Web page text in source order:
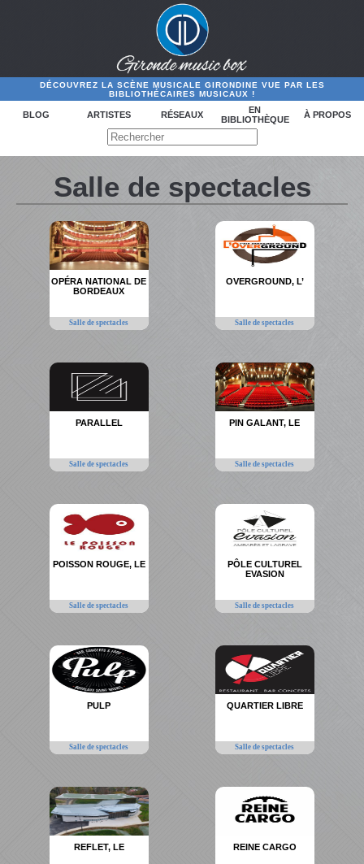
DÉCOUVREZ LA SCÈNE MUSICALE GIRONDINE VUE PAR LES
BIBLIOTHÉCAIRES MUSICAUX !
BLOG ARTISTES RÉSEAUX
EN
BIBLIOTHÈQUE
À PROPOS
Salle de spectacles
OPÉRA NATIONAL DE
BORDEAUX
Salle de spectacles
OVERGROUND, L’
Salle de spectacles
PARALLEL
Salle de spectacles
PIN GALANT, LE
Salle de spectacles
POISSON ROUGE, LE
Salle de spectacles
PÔLE CULTUREL
EVASION
Salle de spectacles
PULP
Salle de spectacles
QUARTIER LIBRE
Salle de spectacles
REFLET, LE REINE CARGO